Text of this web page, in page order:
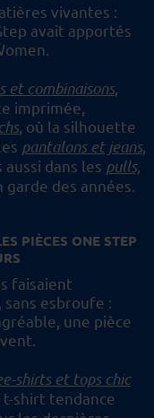
vivantes :
avait apportés
et combinaisons,
imprimée,
, où la silhouette
pantalons et jeans,
dans les pulls,
des années.
PIÈCES ONE STEP
faisaient
esbroufe :
une pièce
shirts et tops chic
shirt tendance